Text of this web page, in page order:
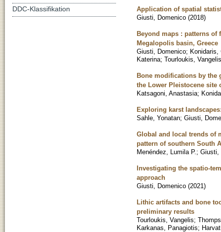
Application of spatial
Giusti, Domenico (2018)
Beyond maps : patterns of
Megalopolis basin, Greece
Giusti, Domenico; Konidaris,
Katerina; Tourloukis, Vangelis
Bone modifications by the
the Lower Pleistocene site
Katsagoni, Anastasia;
Exploring karst
Sahle, Yonatan; Giusti,
Global and local trends of
pattern of southern South
Menéndez, Lumila P. ; Giusti,
Investigating the spatio-
approach
Giusti, Domenico (2021)
Lithic artifacts and bone
preliminary results
Tourloukis, Vangelis;
Karkanas, Panagiotis;
DDC-Klassifikation